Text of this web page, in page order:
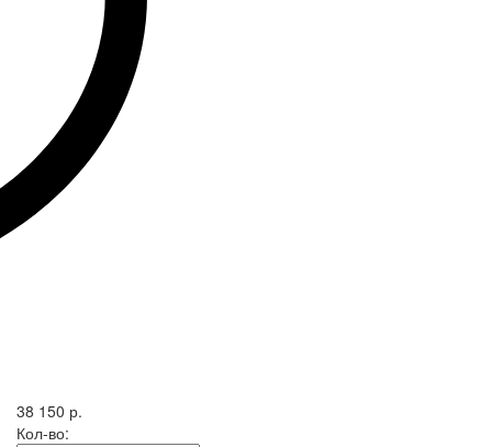
38 150 р.
Кол-во: